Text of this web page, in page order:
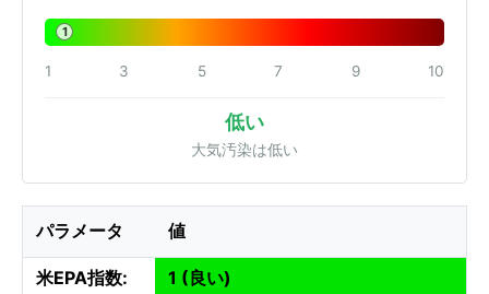
1
1 3 5 7 9 10
低い
大気汚染は低い
パラメータ 値
米EPA指数:
1 (良い)